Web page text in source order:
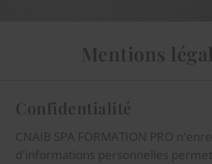
Mentions
Confidentialité
CNAIB SPA FORMATION PRO
d'informations personnelles